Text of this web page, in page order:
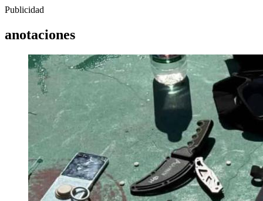
Publicidad
anotaciones